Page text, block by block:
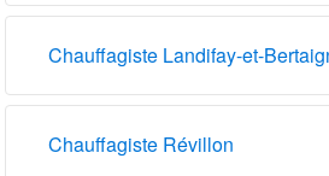
Chauffagiste Landifay-et-
Chauffagiste Révillon